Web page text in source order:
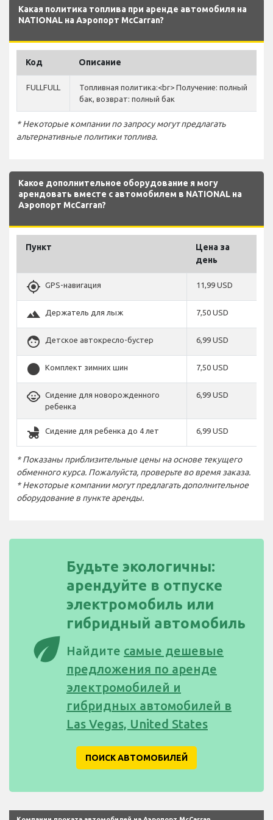
Какая политика топлива при аренде автомобиля на
NATIONAL на Аэропорт McCarran?
Код Описание
FULLFULL
Топливная политика:<br> Получение: полный
бак, возврат: полный бак
* Некоторые компании по запросу могут предлагать
альтернативные политики топлива.
Какое дополнительное оборудование я могу
арендовать вместе с автомобилем в NATIONAL на
Аэропорт McCarran?
Пункт
Цена за
день
gps_fixed GPS-навигация 11,99 USD
terrain Держатель для лыж 7,50 USD
face Детское автокресло-бустер 6,99 USD
stop_circle Комплект зимних шин 7,50 USD
child_care Сидение для новорожденного
ребенка
6,99 USD
child_friendly Сидение для ребенка до 4 лет 6,99 USD
* Показаны приблизительные цены на основе текущего
обменного курса. Пожалуйста, проверьте во время заказа.
* Некоторые компании могут предлагать дополнительное
оборудование в пункте аренды.
eco
Будьте экологичны:
арендуйте в отпуске
электромобиль или
гибридный автомобиль
Найдите самые дешевые
предложения по аренде
электромобилей и
гибридных автомобилей в
Las Vegas, United States
ПОИСК АВТОМОБИЛЕЙ